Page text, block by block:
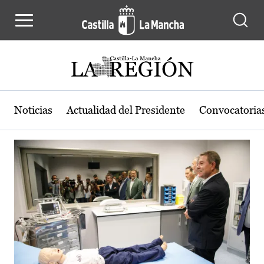
Actualidad de la región de Castilla-
Noticias Actualidad del Presidente